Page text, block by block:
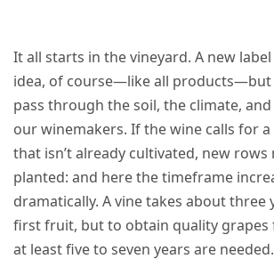
It all starts in the vineyard. A new
idea, of course—like all
pass through the soil, the climate,
our winemakers. If the wine calls for
that isn’t already cultivated, new rows
planted: and here the timeframe
dramatically. A vine takes about three
first fruit, but to obtain quality grapes
at least five to seven years are needed.